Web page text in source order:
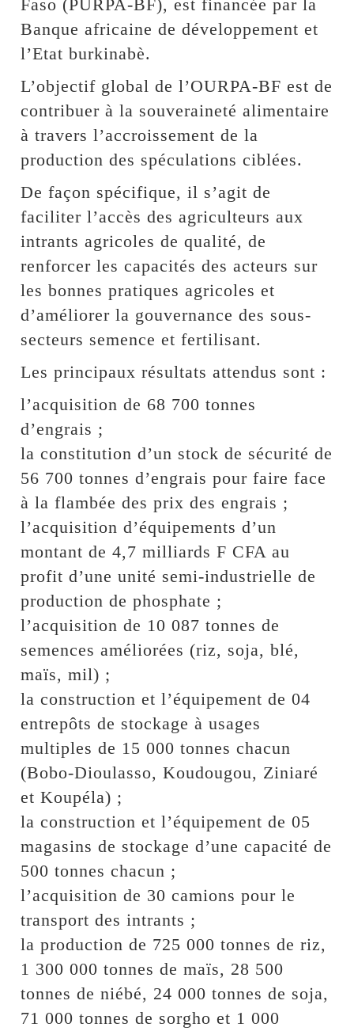
Faso (PURPA-BF), est financée par la
Banque africaine de développement et
l’Etat burkinabè.
L’objectif global de l’OURPA-BF est de
contribuer à la souveraineté alimentaire
à travers l’accroissement de la
production des spéculations ciblées.
De façon spécifique, il s’agit de
faciliter l’accès des agriculteurs aux
intrants agricoles de qualité, de
renforcer les capacités des acteurs sur
les bonnes pratiques agricoles et
d’améliorer la gouvernance des sous-
secteurs semence et fertilisant.
Les principaux résultats attendus sont :
l’acquisition de 68 700 tonnes
d’engrais ;
la constitution d’un stock de sécurité de
56 700 tonnes d’engrais pour faire face
à la flambée des prix des engrais ;
l’acquisition d’équipements d’un
montant de 4,7 milliards F CFA au
profit d’une unité semi-industrielle de
production de phosphate ;
l’acquisition de 10 087 tonnes de
semences améliorées (riz, soja, blé,
maïs, mil) ;
la construction et l’équipement de 04
entrepôts de stockage à usages
multiples de 15 000 tonnes chacun
(Bobo-Dioulasso, Koudougou, Ziniaré
et Koupéla) ;
la construction et l’équipement de 05
magasins de stockage d’une capacité de
500 tonnes chacun ;
l’acquisition de 30 camions pour le
transport des intrants ;
la production de 725 000 tonnes de riz,
1 300 000 tonnes de maïs, 28 500
tonnes de niébé, 24 000 tonnes de soja,
71 000 tonnes de sorgho et 1 000